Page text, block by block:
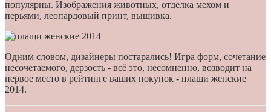
популярны. Изображения животных, отделка мехом и
перьями, леопардовый принт, вышивка.
Одним словом, дизайнеры постарались! Игра форм, сочетание
несочетаемого, дерзость - всё это, несомненно, возводит на
первое место в рейтинге ваших покупок - плащи женские
2014.